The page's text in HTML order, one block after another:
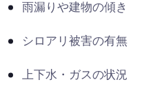
雨漏りや建物の傾き
シロアリ被害の有無
上下水・ガスの状況